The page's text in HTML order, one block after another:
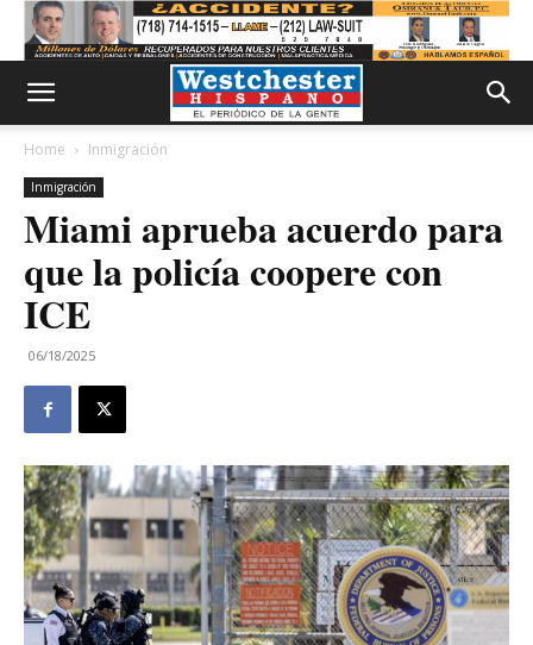
Home Inmigración
Inmigración
Miami aprueba acuerdo para
que la policía coopere con
ICE
06/18/2025